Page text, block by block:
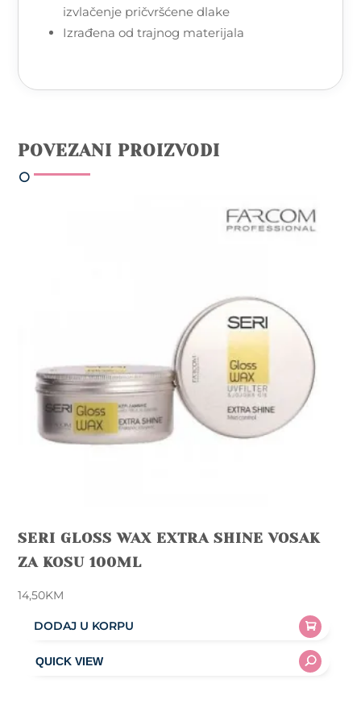
izvlačenje pričvršćene dlake
Izrađena od trajnog materijala
POVEZANI PROIZVODI
SERI GLOSS WAX EXTRA SHINE VOSAK
ZA KOSU 100ML
14,50KM
DODAJ U KORPU